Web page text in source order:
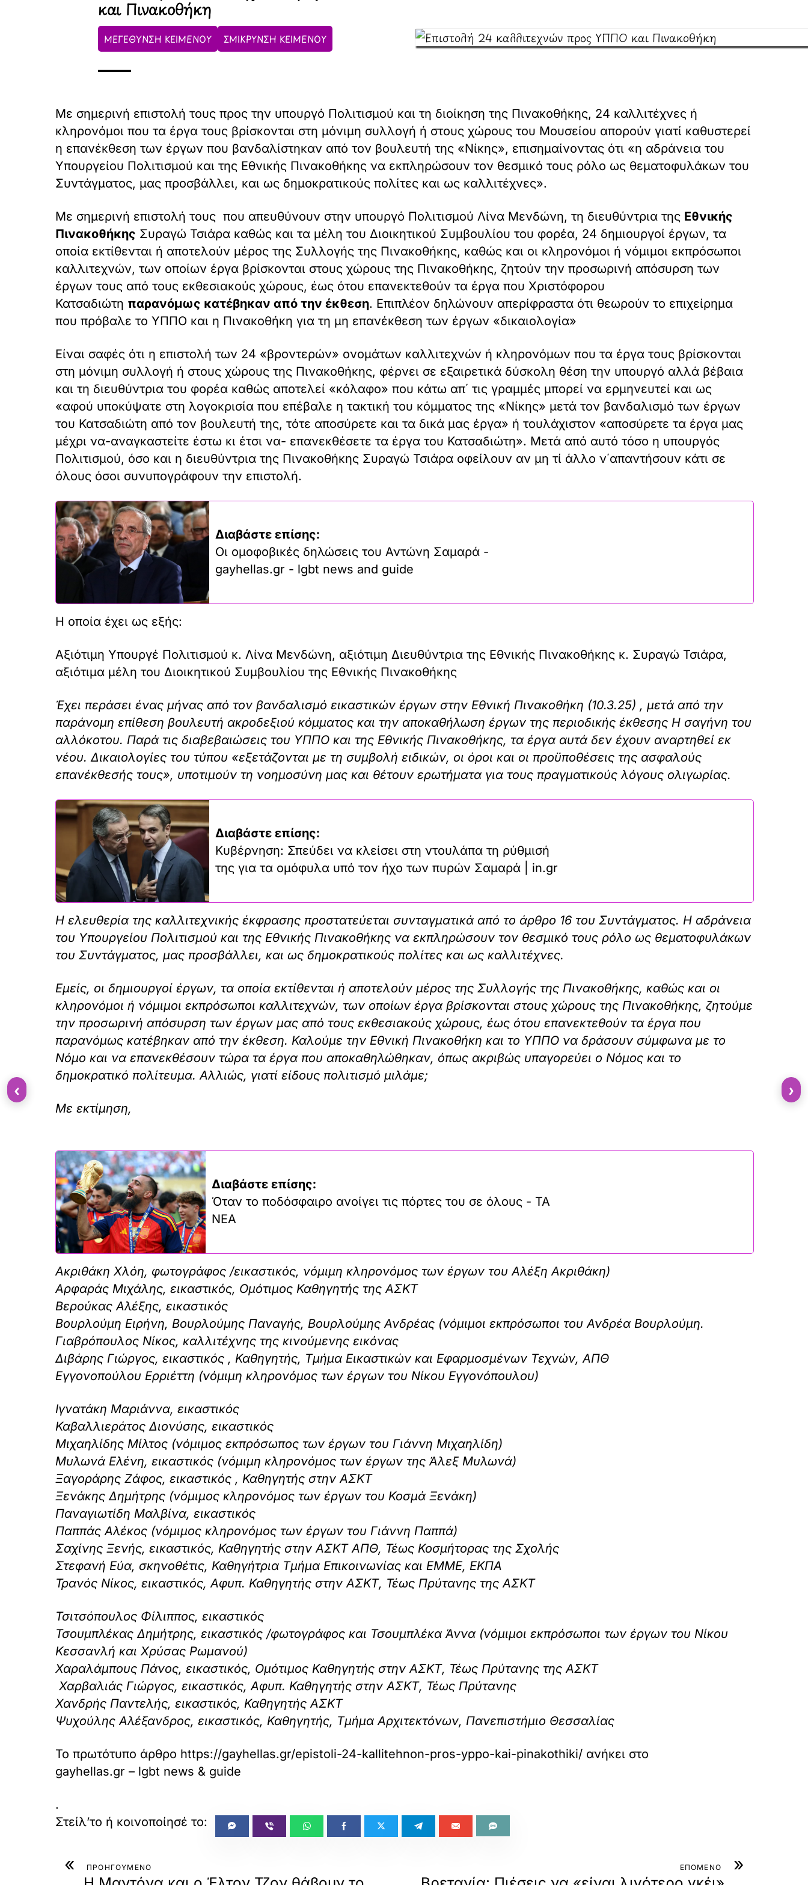
και Πινακοθήκη
ΜΕΓΕΘΥΝΣΗ ΚΕΙΜΕΝΟΥ ΣΜΙΚΡΥΝΣΗ ΚΕΙΜΕΝΟΥ
Με σημερινή επιστολή τους προς την υπουργό Πολιτισμού και τη διοίκηση της Πινακοθήκης, 24 καλλιτέχνες ή
κληρονόμοι που τα έργα τους βρίσκονται στη μόνιμη συλλογή ή στους χώρους του Μουσείου απορούν γιατί καθυστερεί
η επανέκθεση των έργων που βανδαλίστηκαν από τον βουλευτή της «Νίκης», επισημαίνοντας ότι «η αδράνεια του
Υπουργείου Πολιτισμού και της Εθνικής Πινακοθήκης να εκπληρώσουν τον θεσμικό τους ρόλο ως θεματοφυλάκων του
Συντάγματος, μας προσβάλλει, και ως δημοκρατικούς πολίτες και ως καλλιτέχνες».
Με σημερινή επιστολή τους που απευθύνουν στην υπουργό Πολιτισμού Λίνα Μενδώνη, τη διευθύντρια της Εθνικής
Πινακοθήκης Συραγώ Τσιάρα καθώς και τα μέλη του Διοικητικού Συμβουλίου του φορέα, 24 δημιουργοί έργων, τα
οποία εκτίθενται ή αποτελούν μέρος της Συλλογής της Πινακοθήκης, καθώς και οι κληρονόμοι ή νόμιμοι εκπρόσωποι
καλλιτεχνών, των οποίων έργα βρίσκονται στους χώρους της Πινακοθήκης, ζητούν την προσωρινή απόσυρση των
έργων τους από τους εκθεσιακούς χώρους, έως ότου επανεκτεθούν τα έργα που Χριστόφορου
Κατσαδιώτη παρανόμως κατέβηκαν από την έκθεση. Επιπλέον δηλώνουν απερίφραστα ότι θεωρούν το επιχείρημα
που πρόβαλε το ΥΠΠΟ και η Πινακοθήκη για τη μη επανέκθεση των έργων «δικαιολογία»
Είναι σαφές ότι η επιστολή των 24 «βροντερών» ονομάτων καλλιτεχνών ή κληρονόμων που τα έργα τους βρίσκονται
στη μόνιμη συλλογή ή στους χώρους της Πινακοθήκης, φέρνει σε εξαιρετικά δύσκολη θέση την υπουργό αλλά βέβαια
και τη διευθύντρια του φορέα καθώς αποτελεί «κόλαφο» που κάτω απ΄ τις γραμμές μπορεί να ερμηνευτεί και ως
«αφού υποκύψατε στη λογοκρισία που επέβαλε η τακτική του κόμματος της «Νίκης» μετά τον βανδαλισμό των έργων
του Κατσαδιώτη από τον βουλευτή της, τότε αποσύρετε και τα δικά μας έργα» ή τουλάχιστον «αποσύρετε τα έργα μας
μέχρι να-αναγκαστείτε έστω κι έτσι να- επανεκθέσετε τα έργα του Κατσαδιώτη». Μετά από αυτό τόσο η υπουργός
Πολιτισμού, όσο και η διευθύντρια της Πινακοθήκης Συραγώ Τσιάρα οφείλουν αν μη τί άλλο ν΄απαντήσουν κάτι σε
όλους όσοι συνυπογράφουν την επιστολή.
Διαβάστε επίσης:
Οι ομοφοβικές δηλώσεις του Αντώνη Σαμαρά -
gayhellas.gr - lgbt news and guide
Η οποία έχει ως εξής:
Αξιότιμη Υπουργέ Πολιτισμού κ. Λίνα Μενδώνη, αξιότιμη Διευθύντρια της Εθνικής Πινακοθήκης κ. Συραγώ Τσιάρα,
αξιότιμα μέλη του Διοικητικού Συμβουλίου της Εθνικής Πινακοθήκης
Έχει περάσει ένας μήνας από τον βανδαλισμό εικαστικών έργων στην Εθνική Πινακοθήκη (10.3.25) , μετά από την
παράνομη επίθεση βουλευτή ακροδεξιού κόμματος και την αποκαθήλωση έργων της περιοδικής έκθεσης Η σαγήνη του
αλλόκοτου. Παρά τις διαβεβαιώσεις του ΥΠΠΟ και της Εθνικής Πινακοθήκης, τα έργα αυτά δεν έχουν αναρτηθεί εκ
νέου. Δικαιολογίες του τύπου «εξετάζονται με τη συμβολή ειδικών, οι όροι και οι προϋποθέσεις της ασφαλούς
επανέκθεσής τους», υποτιμούν τη νοημοσύνη μας και θέτουν ερωτήματα για τους πραγματικούς λόγους ολιγωρίας.
Διαβάστε επίσης:
Κυβέρνηση: Σπεύδει να κλείσει στη ντουλάπα τη ρύθμισή
της για τα ομόφυλα υπό τον ήχο των πυρών Σαμαρά | in.gr
Η ελευθερία της καλλιτεχνικής έκφρασης προστατεύεται συνταγματικά από το άρθρο 16 του Συντάγματος. Η αδράνεια
του Υπουργείου Πολιτισμού και της Εθνικής Πινακοθήκης να εκπληρώσουν τον θεσμικό τους ρόλο ως θεματοφυλάκων
του Συντάγματος, μας προσβάλλει, και ως δημοκρατικούς πολίτες και ως καλλιτέχνες.
Εμείς, οι δημιουργοί έργων, τα οποία εκτίθενται ή αποτελούν μέρος της Συλλογής της Πινακοθήκης, καθώς και οι
κληρονόμοι ή νόμιμοι εκπρόσωποι καλλιτεχνών, των οποίων έργα βρίσκονται στους χώρους της Πινακοθήκης, ζητούμε
την προσωρινή απόσυρση των έργων μας από τους εκθεσιακούς χώρους, έως ότου επανεκτεθούν τα έργα που
παρανόμως κατέβηκαν από την έκθεση. Καλούμε την Εθνική Πινακοθήκη και το ΥΠΠΟ να δράσουν σύμφωνα με το
Νόμο και να επανεκθέσουν τώρα τα έργα που αποκαθηλώθηκαν, όπως ακριβώς υπαγορεύει ο Νόμος και το
δημοκρατικό πολίτευμα. Αλλιώς, γιατί είδους πολιτισμό μιλάμε;
Με εκτίμηση,
Διαβάστε επίσης:
Όταν το ποδόσφαιρο ανοίγει τις πόρτες του σε όλους - ΤΑ
ΝΕΑ
Ακριθάκη Χλόη, φωτογράφος /εικαστικός, νόμιμη κληρονόμος των έργων του Αλέξη Ακριθάκη)
Αρφαράς Μιχάλης, εικαστικός, Ομότιμος Καθηγητής της ΑΣΚΤ
Βερούκας Αλέξης, εικαστικός
Βουρλούμη Ειρήνη, Βουρλούμης Παναγής, Βουρλούμης Ανδρέας (νόμιμοι εκπρόσωποι του Ανδρέα Βουρλούμη.
Γιαβρόπουλος Νίκος, καλλιτέχνης της κινούμενης εικόνας
Διβάρης Γιώργος, εικαστικός , Καθηγητής, Τμήμα Εικαστικών και Εφαρμοσμένων Τεχνών, ΑΠΘ
Εγγονοπούλου Ερριέττη (νόμιμη κληρονόμος των έργων του Νίκου Εγγονόπουλου)
Ιγνατάκη Μαριάννα, εικαστικός
Καβαλλιεράτος Διονύσης, εικαστικός
Μιχαηλίδης Μίλτος (νόμιμος εκπρόσωπος των έργων του Γιάννη Μιχαηλίδη)
Μυλωνά Ελένη, εικαστικός (νόμιμη κληρονόμος των έργων της Άλεξ Μυλωνά)
Ξαγοράρης Ζάφος, εικαστικός , Καθηγητής στην ΑΣΚΤ
Ξενάκης Δημήτρης (νόμιμος κληρονόμος των έργων του Κοσμά Ξενάκη)
Παναγιωτίδη Μαλβίνα, εικαστικός
Παππάς Αλέκος (νόμιμος κληρονόμος των έργων του Γιάννη Παππά)
Σαχίνης Ξενής, εικαστικός, Καθηγητής στην ΑΣΚΤ ΑΠΘ, Τέως Κοσμήτορας της Σχολής
Στεφανή Εύα, σκηνοθέτις, Καθηγήτρια Τμήμα Επικοινωνίας και ΕΜΜΕ, ΕΚΠΑ
Τρανός Νίκος, εικαστικός, Αφυπ. Καθηγητής στην ΑΣΚΤ, Τέως Πρύτανης της ΑΣΚΤ
Τσιτσόπουλος Φίλιππος, εικαστικός
Τσουμπλέκας Δημήτρης, εικαστικός /φωτογράφος και Τσουμπλέκα Άννα (νόμιμοι εκπρόσωποι των έργων του Νίκου
Κεσσανλή και Χρύσας Ρωμανού)
Χαραλάμπους Πάνος, εικαστικός, Ομότιμος Καθηγητής στην ΑΣΚΤ, Τέως Πρύτανης της ΑΣΚΤ
Χαρβαλιάς Γιώργος, εικαστικός, Αφυπ. Καθηγητής στην ΑΣΚΤ, Τέως Πρύτανης
Χανδρής Παντελής, εικαστικός, Καθηγητής ΑΣΚΤ
Ψυχούλης Αλέξανδρος, εικαστικός, Καθηγητής, Τμήμα Αρχιτεκτόνων, Πανεπιστήμιο Θεσσαλίας
Το πρωτότυπο άρθρο https://gayhellas.gr/epistoli-24-kallitehnon-pros-yppo-kai-pinakothiki/ ανήκει στο
gayhellas.gr – lgbt news & guide
.
« ΠΡΟΗΓΟΥΜΕΝΟ »
ΕΠΟΜΕΝΟ
‹ ›